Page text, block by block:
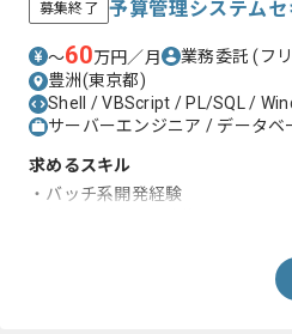
募集終了 予算管理システム
〜60万円／月 業務委託(フ
豊洲(東京都)
Shell / VBScript / PL/SQL /
サーバーエンジニア / データベ
求めるスキル
・バッチ系開発経験